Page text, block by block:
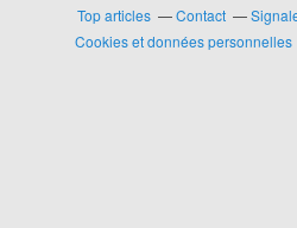
Top articles
Contact
Cookies et données personnelles